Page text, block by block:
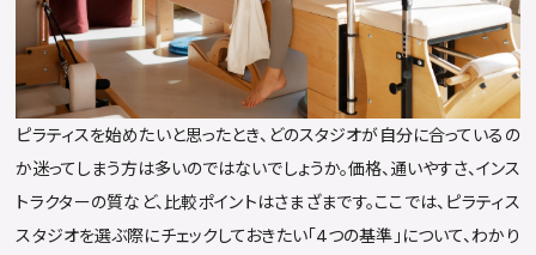
ピラティスを始めたいと思ったとき、どのスタジオが自分に合っているの
か迷ってしまう方は多いのではないでしょうか。価格、通いやすさ、インス
トラクターの質など、比較ポイントはさまざまです。ここでは、ピラティス
スタジオを選ぶ際にチェックしておきたい「4つの基準」について、わかり